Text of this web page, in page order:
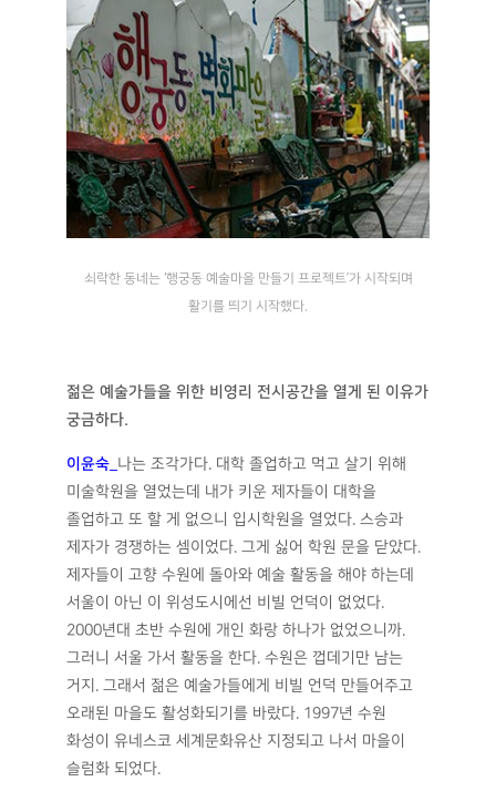
쇠락한 동네는 ‘행궁동 예술마을 만들기 프로젝트’가 시작되며
활기를 띄기 시작했다.
젊은 예술가들을 위한 비영리 전시공간을 열게 된 이유가
궁금하다.
이윤숙 나는 조각가다. 대학 졸업하고 먹고 살기 위해
미술학원을 열었는데 내가 키운 제자들이 대학을
졸업하고 또 할 게 없으니 입시학원을 열었다. 스승과
제자가 경쟁하는 셈이었다. 그게 싫어 학원 문을 닫았다.
제자들이 고향 수원에 돌아와 예술 활동을 해야 하는데
서울이 아닌 이 위성도시에선 비빌 언덕이 없었다.
2000년대 초반 수원에 개인 화랑 하나가 없었으니까.
그러니 서울 가서 활동을 한다. 수원은 껍데기만 남는
거지. 그래서 젊은 예술가들에게 비빌 언덕 만들어주고
오래된 마을도 활성화되기를 바랐다. 1997년 수원
화성이 유네스코 세계문화유산 지정되고 나서 마을이
슬럼화 되었다.